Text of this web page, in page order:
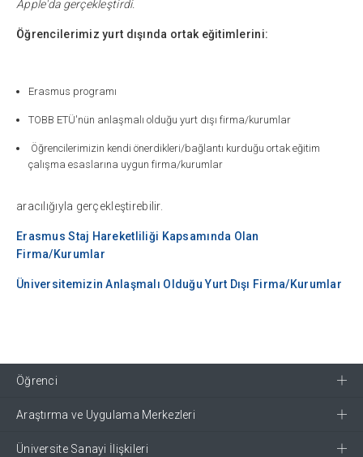
Apple'da gerçekleştirdi.
Öğrencilerimiz yurt dışında ortak eğitimlerini:
Erasmus programı
TOBB ETÜ'nün anlaşmalı olduğu yurt dışı firma/kurumlar
Öğrencilerimizin kendi önerdikleri/bağlantı kurduğu ortak eğitim
çalışma esaslarına uygun firma/kurumlar
aracılığıyla gerçekleştirebilir.
Erasmus Staj Hareketliliği Kapsamında Olan
Firma/Kurumlar
Üniversitemizin Anlaşmalı Olduğu Yurt Dışı Firma/Kurumlar
Öğrenci
Araştırma ve Uygulama Merkezleri
Üniversite Sanayi İlişkileri